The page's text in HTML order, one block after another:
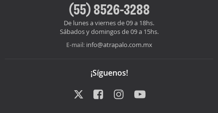
(55) 8526-3288
De lunes a viernes de 09 a 18hs.
Sábados y domingos de 09 a 15hs.
E-mail: info@atrapalo.com.mx
¡Síguenos!